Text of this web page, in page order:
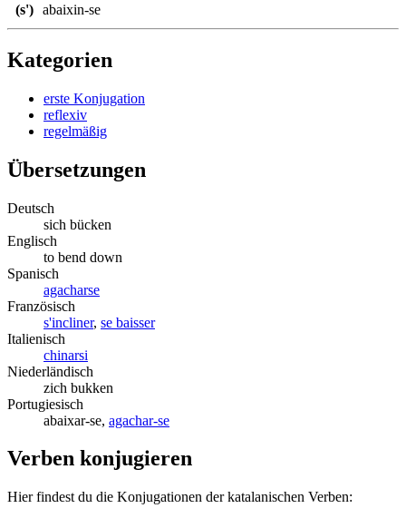
(s') abaixin-se
Kategorien
erste Konjugation
reflexiv
regelmäßig
Übersetzungen
Deutsch
sich bücken
Englisch
to bend down
Spanisch
agacharse
Französisch
s'incliner, se baisser
Italienisch
chinarsi
Niederländisch
zich bukken
Portugiesisch
abaixar-se, agachar-se
Verben konjugieren
Hier findest du die Konjugationen der katalanischen Verben: